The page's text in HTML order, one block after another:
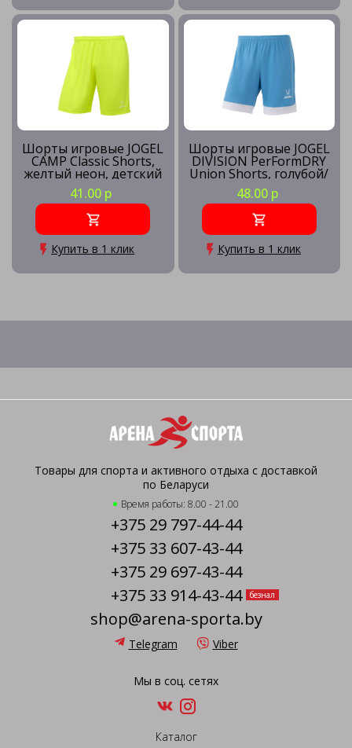
Шорты игровые JOGEL
CAMP Classic Shorts,
желтый неон, детский
41.00 р
Купить в 1 клик
Шорты игровые JOGEL
DIVISION PerFormDRY
Union Shorts, голубой/
белый/белый
48.00 р
Купить в 1 клик
Товары для спорта и активного отдыха с доставкой
по Беларуси
Время работы: 8.00 - 21.00
+375 29 797-44-44
+375 33 607-43-44
+375 29 697-43-44
+375 33 914-43-44
безнал
shop@arena-sporta.by
Telegram Viber
Мы в соц. сетях
Каталог